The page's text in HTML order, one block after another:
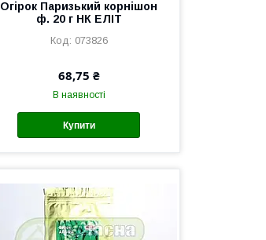
Огірок Паризький корнішон
ф. 20 г НК ЕЛІТ
073826
68,75 ₴
В наявності
Купити